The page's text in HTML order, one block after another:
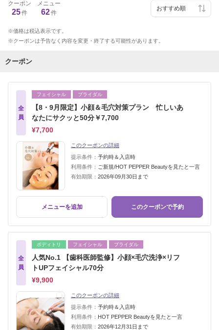
クーポン
25件
メニュー
62件
価格は税込表示です。
クーポンは予告なく内容を変更・終了する可能性があります。
クーポン
全
員
フェイシャル ブライダル
【8・9月限定】小顔＆毛穴対策プラン 忙しいあ
なたにサクッと50分￥7,700
¥7,700
このクーポンの詳細
提示条件： 予約時＆入店時
利用条件： ご新規/HOT PEPPER Beautyを見たと一言
有効期限： 2026年09月30日まで
メニューを追加 このクーポンで予約
全
員
ボディトリ フェイシャル ブライダル
人気No.1 【歯科医師監修】小顔×毛穴洗浄×リフ
トUPフェイシャル70分
¥9,900
このクーポンの詳細
提示条件： 予約時＆入店時
利用条件： HOT PEPPER Beautyを見たと一言
有効期限： 2026年12月31日まで